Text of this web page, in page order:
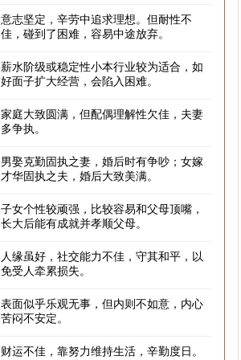
意志坚定，辛劳中追求理想。但耐性不
佳，碰到了困难，容易中途放弃。
薪水阶级或稳定性小本行业较为适合，如
好面子扩大经营，会陷入困难。
家庭大致圆满，但配偶理解性欠佳，夫妻
多争执。
男娶克勤固执之妻，婚后时有争吵；女嫁
才华固执之夫，婚后大致美满。
子女个性较顽强，比较容易和父母顶嘴，
长大后能有成就并孝顺父母。
人缘虽好，社交能力不佳，守其和平，以
免受人牵累损失。
表面似乎乐观无事，但内则不如意，内心
苦闷不安定。
财运不佳，靠努力维持生活，辛勤度日。